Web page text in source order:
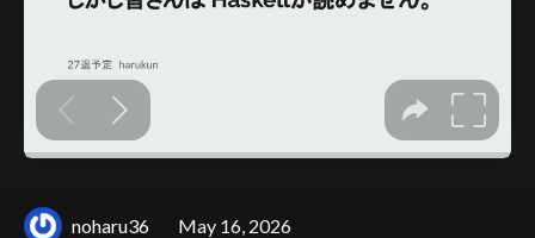
noharu36 May 16, 2026